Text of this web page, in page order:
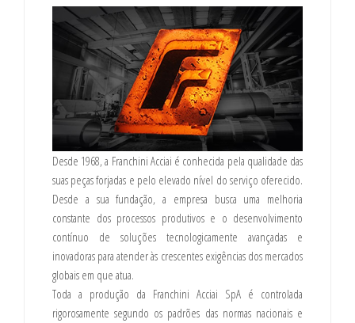
Desde 1968, a Franchini Acciai é conhecida pela qualidade das
suas peças forjadas e pelo elevado nível do serviço oferecido.
Desde a sua fundação, a empresa busca uma melhoria
constante dos processos produtivos e o desenvolvimento
contínuo de soluções tecnologicamente avançadas e
inovadoras para atender às crescentes exigências dos mercados
globais em que atua.
Toda a produção da Franchini Acciai SpA é controlada
rigorosamente segundo os padrões das normas nacionais e